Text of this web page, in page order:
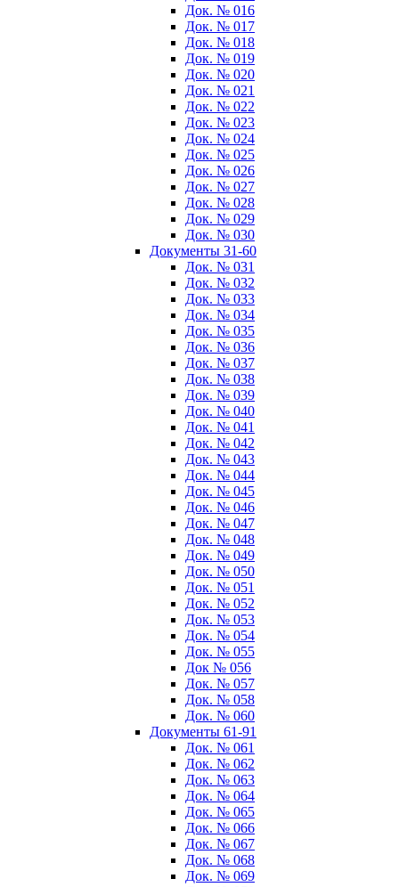
Док. № 016
Док. № 017
Док. № 018
Док. № 019
Док. № 020
Док. № 021
Док. № 022
Док. № 023
Док. № 024
Док. № 025
Док. № 026
Док. № 027
Док. № 028
Док. № 029
Док. № 030
Документы 31-60
Док. № 031
Док. № 032
Док. № 033
Док. № 034
Док. № 035
Док. № 036
Док. № 037
Док. № 038
Док. № 039
Док. № 040
Док. № 041
Док. № 042
Док. № 043
Док. № 044
Док. № 045
Док. № 046
Док. № 047
Док. № 048
Док. № 049
Док. № 050
Док. № 051
Док. № 052
Док. № 053
Док. № 054
Док. № 055
Док № 056
Док. № 057
Док. № 058
Док. № 060
Документы 61-91
Док. № 061
Док. № 062
Док. № 063
Док. № 064
Док. № 065
Док. № 066
Док. № 067
Док. № 068
Док. № 069